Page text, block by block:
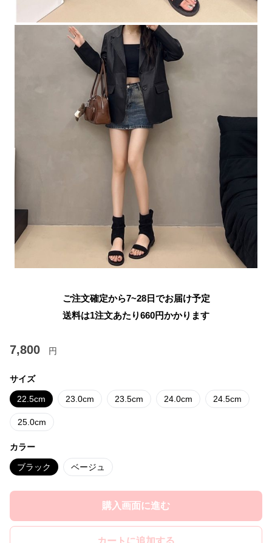
ご注文確定から7~28日でお届け予定
送料は1注文あたり660円かかります
7,800 円
サイズ
22.5cm 23.0cm 23.5cm 24.0cm 24.5cm
25.0cm
カラー
ブラック ベージュ
購入画面に進む
カートに追加する